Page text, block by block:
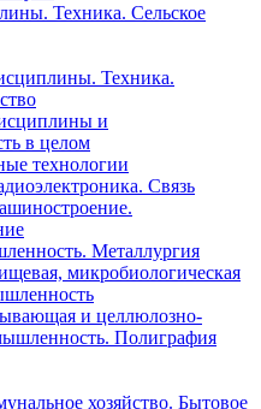
Техника. Сельское
Техника.
и
в целом
технологии
Связь
Металлургия
микробиологическая
и целлюлозно-
Полиграфия
хозяйство. Бытовое